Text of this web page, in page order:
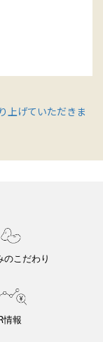
上げていただきま
のこだわり
情報